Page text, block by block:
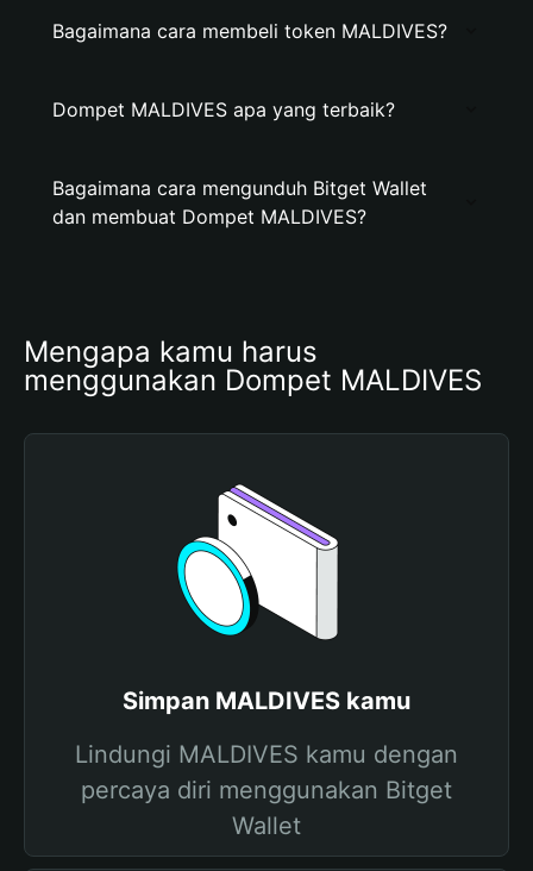
Bagaimana cara membeli token MALDIVES?
Dompet MALDIVES apa yang terbaik?
Bagaimana cara mengunduh Bitget Wallet
dan membuat Dompet MALDIVES?
Mengapa kamu harus
menggunakan Dompet MALDIVES
Simpan MALDIVES kamu
Lindungi MALDIVES kamu dengan
percaya diri menggunakan Bitget
Wallet